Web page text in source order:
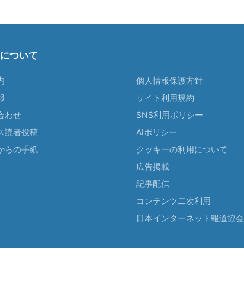
ついて
わせ
読者投稿
らの手紙
個人情報保護方針
サイト利用規約
SNS利用ポリシー
AIポリシー
クッキーの利用について
広告掲載
記事配信
コンテンツ二次利用
日本インターネット報道協会